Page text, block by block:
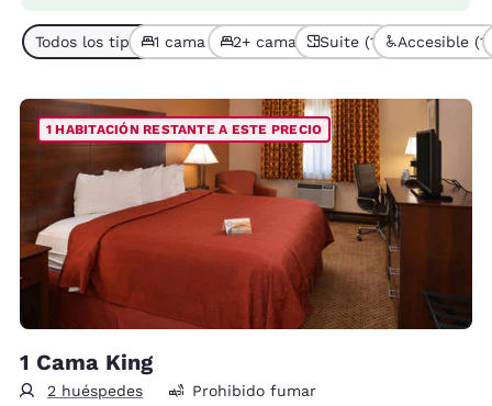
Todos los tipos de habitación (4)
1 cama (3)2+ camas (1)Suite (1) Accesible (1)
1 HABITACIÓN RESTANTE A ESTE PRECIO
1 Cama King
2 huéspedes
Prohibido fumar